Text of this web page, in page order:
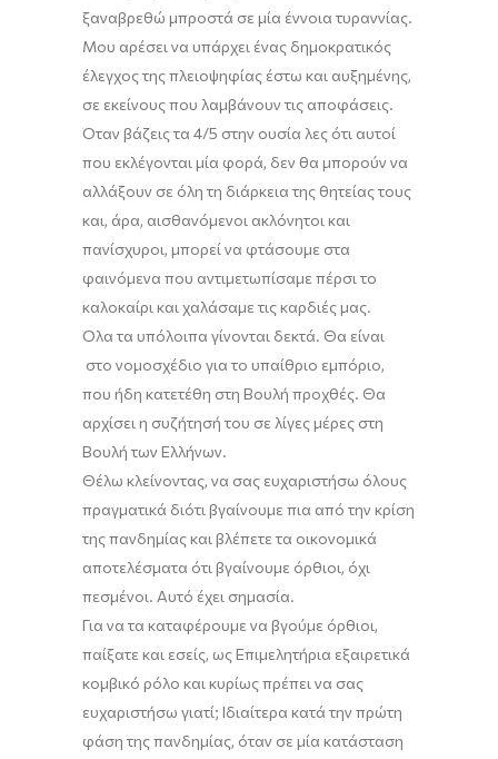
ξαναβρεθώ μπροστά σε μία έννοια τυραννίας.
Μου αρέσει να υπάρχει ένας δημοκρατικός
έλεγχος της πλειοψηφίας έστω και αυξημένης,
σε εκείνους που λαμβάνουν τις αποφάσεις.
Όταν βάζεις τα 4/5 στην ουσία λες ότι αυτοί
που εκλέγονται μία φορά, δεν θα μπορούν να
αλλάξουν σε όλη τη διάρκεια της θητείας τους
και, άρα, αισθανόμενοι ακλόνητοι και
πανίσχυροι, μπορεί να φτάσουμε στα
φαινόμενα που αντιμετωπίσαμε πέρσι το
καλοκαίρι και χαλάσαμε τις καρδιές μας.
Όλα τα υπόλοιπα γίνονται δεκτά. Θα είναι
στο νομοσχέδιο για το υπαίθριο εμπόριο,
που ήδη κατετέθη στη Βουλή προχθές. Θα
αρχίσει η συζήτησή του σε λίγες μέρες στη
Βουλή των Ελλήνων.
Θέλω κλείνοντας, να σας ευχαριστήσω όλους
πραγματικά διότι βγαίνουμε πια από την κρίση
της πανδημίαςκαι βλέπετε τα οικονομικά
αποτελέσματα ότι βγαίνουμε όρθιοι, όχι
πεσμένοι. Αυτό έχει σημασία.
Για να τα καταφέρουμε να βγούμε όρθιοι,
παίξατε και εσείς, ωςΕπιμελητήρια εξαιρετικά
κομβικό ρόλο και κυρίως πρέπει να σας
ευχαριστήσω γιατί; Ιδιαίτερα κατά την πρώτη
φάση της πανδημίας, όταν σε μία κατάσταση